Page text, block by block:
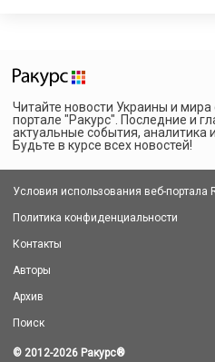
Читайте новости Украины и
портале "Ракурс". Последние и
актуальные события, аналитика
Будьте в курсе всех новостей!
Условия использования веб-портала
Политика конфиденциальности
Контакты
Авторы
Архив
Поиск
© 2012-2026 Ракурс®